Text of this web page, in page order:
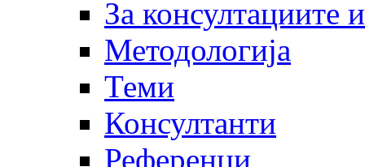
За консултациите
Методологија
Теми
Консултанти
Референци